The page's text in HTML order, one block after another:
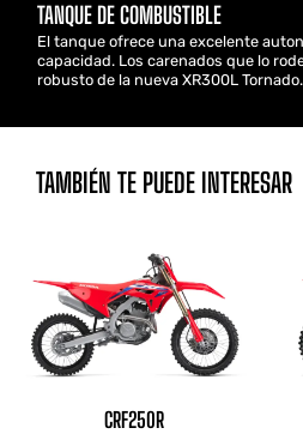
TANQUE DE COMBUSTIBLE
El tanque ofrece una excelente
capacidad. Los carenados que lo
robusto de la nueva XR300L Tornado.
TAMBIÉN TE PUEDE INTERESAR
CRF250R